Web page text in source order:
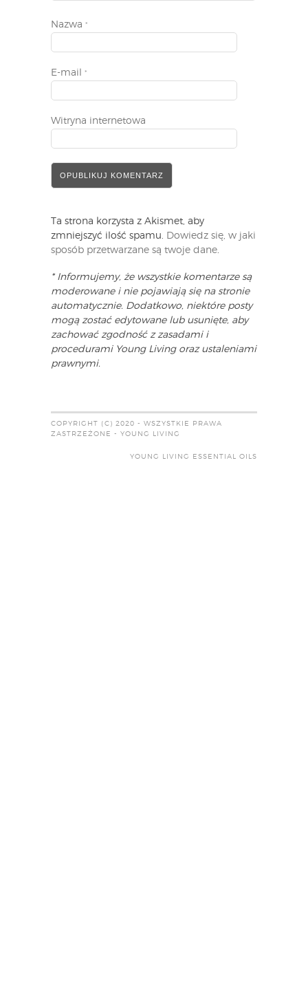
Nazwa *
E-mail *
Witryna internetowa
Ta strona korzysta z Akismet, aby
zmniejszyć ilość spamu. Dowiedz się, w jaki
sposób przetwarzane są twoje dane.
* Informujemy, że wszystkie komentarze są
moderowane i nie pojawiają się na stronie
automatycznie. Dodatkowo, niektóre posty
mogą zostać edytowane lub usunięte, aby
zachować zgodność z zasadami i
procedurami Young Living oraz ustaleniami
prawnymi.
COPYRIGHT (C) 2020 - WSZYSTKIE PRAWA
ZASTRZEŻONE - YOUNG LIVING
YOUNG LIVING ESSENTIAL OILS